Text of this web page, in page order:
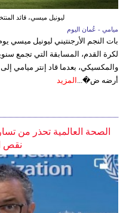
ليونيل ميسي، قائد
ميامي - عُمان اليوم
بات النجم الأرجنتيني ليونيل ميسي
لكرة القدم، المسابقة التي تجمع
أرضه ض�...
المزيد
الصحة العالمية تحذر من
نقص